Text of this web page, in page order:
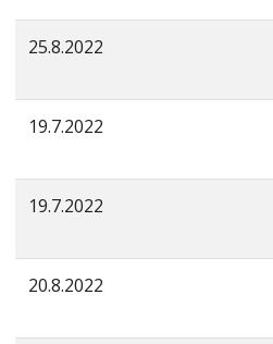
25.8.2022
19.7.2022
19.7.2022
20.8.2022